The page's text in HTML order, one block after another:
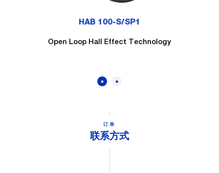
HAB 100-S/SP1
Open Loop Hall Effect Technology
订单
联系方式